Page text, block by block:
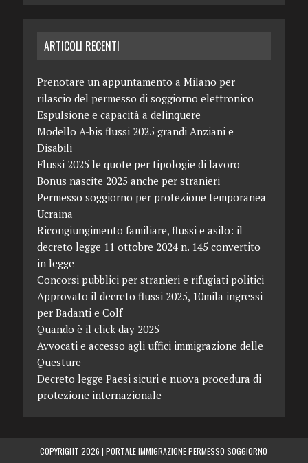
ARTICOLI RECENTI
Prenotare un appuntamento a Milano per
rilascio del permesso di soggiorno elettronico
Espulsione e capacità a delinquere
Modello A-bis flussi 2025 grandi Anziani e
Disabili
Flussi 2025 le quote per tipologie di lavoro
Bonus nascite 2025 anche per stranieri
Permesso soggiorno per protezione temporanea
Ucraina
Ricongiungimento familiare, flussi e asilo: il
decreto legge 11 ottobre 2024 n. 145 convertito
in legge
Concorsi pubblici per stranieri e rifugiati politici
Approvato il decreto flussi 2025, 10mila ingressi
per Badanti e Colf
Quando è il click day 2025
Avvocati e accesso agli uffici immigrazione delle
Questure
Decreto legge Paesi sicuri e nuova procedura di
protezione internazionale
COPYRIGHT 2026 |PORTALE IMMIGRAZIONE PERMESSO SOGGIORNO